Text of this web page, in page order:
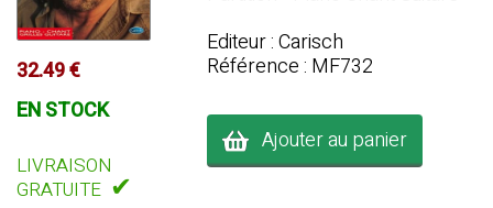
32.49 €
EN STOCK
LIVRAISON
GRATUITE ✔
Editeur : Carisch
Référence : MF732
Ajouter au panier